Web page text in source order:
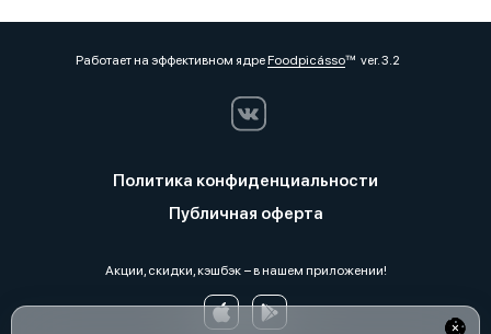
Работает на эффективном ядреFoodpicássover. 3.2
Политика конфиденциальности
Публичная оферта
Акции, скидки, кэшбэк − в нашем приложении!